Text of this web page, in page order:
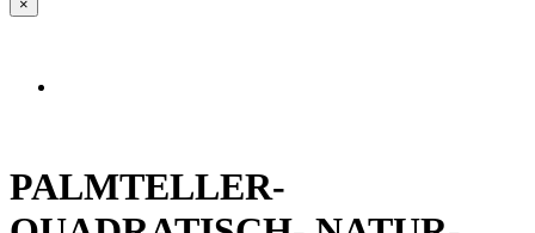
×
PALMTELLER-